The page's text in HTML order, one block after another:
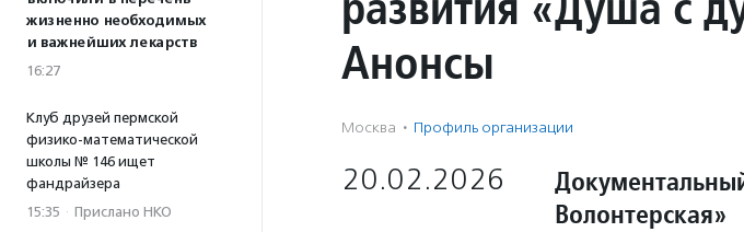
жизненно необходимых
и важнейших лекарств
16:27
Клуб друзей пермской
физико-математической
школы № 146 ищет
фандрайзера
15:35 · Прислано НКО
Анонсы
Москва · Профиль организации
20.02.2026
Волонтерская»